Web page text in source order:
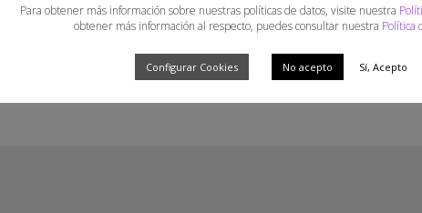
WordPress.org blog: WordPress 7.0.3
release
SEO
Para obtener más información sobre nuestras políticas de datos, visite nuestra
obtener más información al respecto, puedes consultar nuestra Política
Configurar Cookies No acepto Sí, Acepto